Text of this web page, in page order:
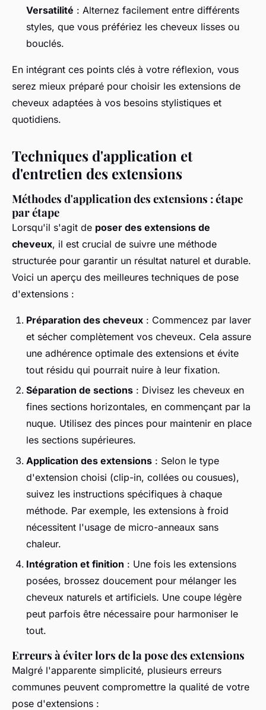
Versatilité : Alternez facilement entre différents
styles, que vous préfériez les cheveux lisses ou
bouclés.
En intégrant ces points clés à votre réflexion, vous
serez mieux préparé pour choisir les extensions de
cheveux adaptées à vos besoins stylistiques et
quotidiens.
Techniques d'application et
d'entretien des extensions
Méthodes d'application des extensions : étape
par étape
Lorsqu'il s'agit de poser des extensions de
cheveux, il est crucial de suivre une méthode
structurée pour garantir un résultat naturel et durable.
Voici un aperçu des meilleures techniques de pose
d'extensions :
Préparation des cheveux : Commencez par laver
et sécher complètement vos cheveux. Cela assure
une adhérence optimale des extensions et évite
tout résidu qui pourrait nuire à leur fixation.
Séparation de sections : Divisez les cheveux en
fines sections horizontales, en commençant par la
nuque. Utilisez des pinces pour maintenir en place
les sections supérieures.
Application des extensions : Selon le type
d'extension choisi (clip-in, collées ou cousues),
suivez les instructions spécifiques à chaque
méthode. Par exemple, les extensions à froid
nécessitent l'usage de micro-anneaux sans
chaleur.
Intégration et finition : Une fois les extensions
posées, brossez doucement pour mélanger les
cheveux naturels et artificiels. Une coupe légère
peut parfois être nécessaire pour harmoniser le
tout.
Erreurs à éviter lors de la pose des extensions
Malgré l'apparente simplicité, plusieurs erreurs
communes peuvent compromettre la qualité de votre
pose d'extensions :